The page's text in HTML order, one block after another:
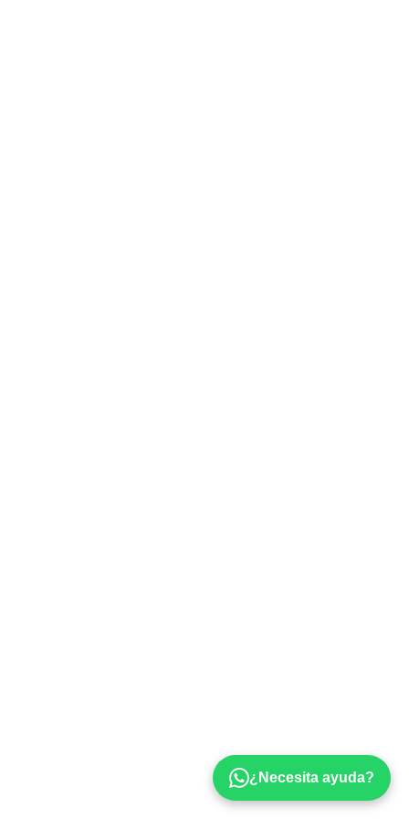
¿Necesita ayuda?